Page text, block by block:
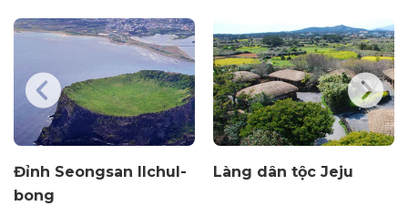
Đỉnh Seongsan Ilchul-
bong
Làng dân tộc Jeju